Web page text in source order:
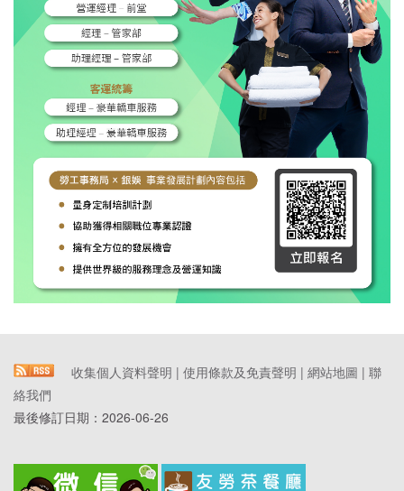
收集個人資料聲明 | 使用條款及免責聲明 | 網站地圖 | 聯
絡我們
最後修訂日期： 2026-06-26